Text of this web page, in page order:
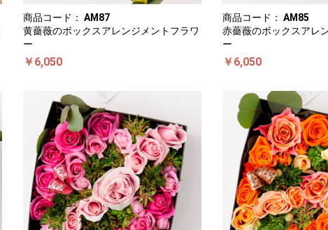
商品コード： AM87
黄薔薇のボックスアレンジメントフラワ
ー
￥6,050
商品コード： AM85
赤薔薇のボックスアレ
ー
￥6,050